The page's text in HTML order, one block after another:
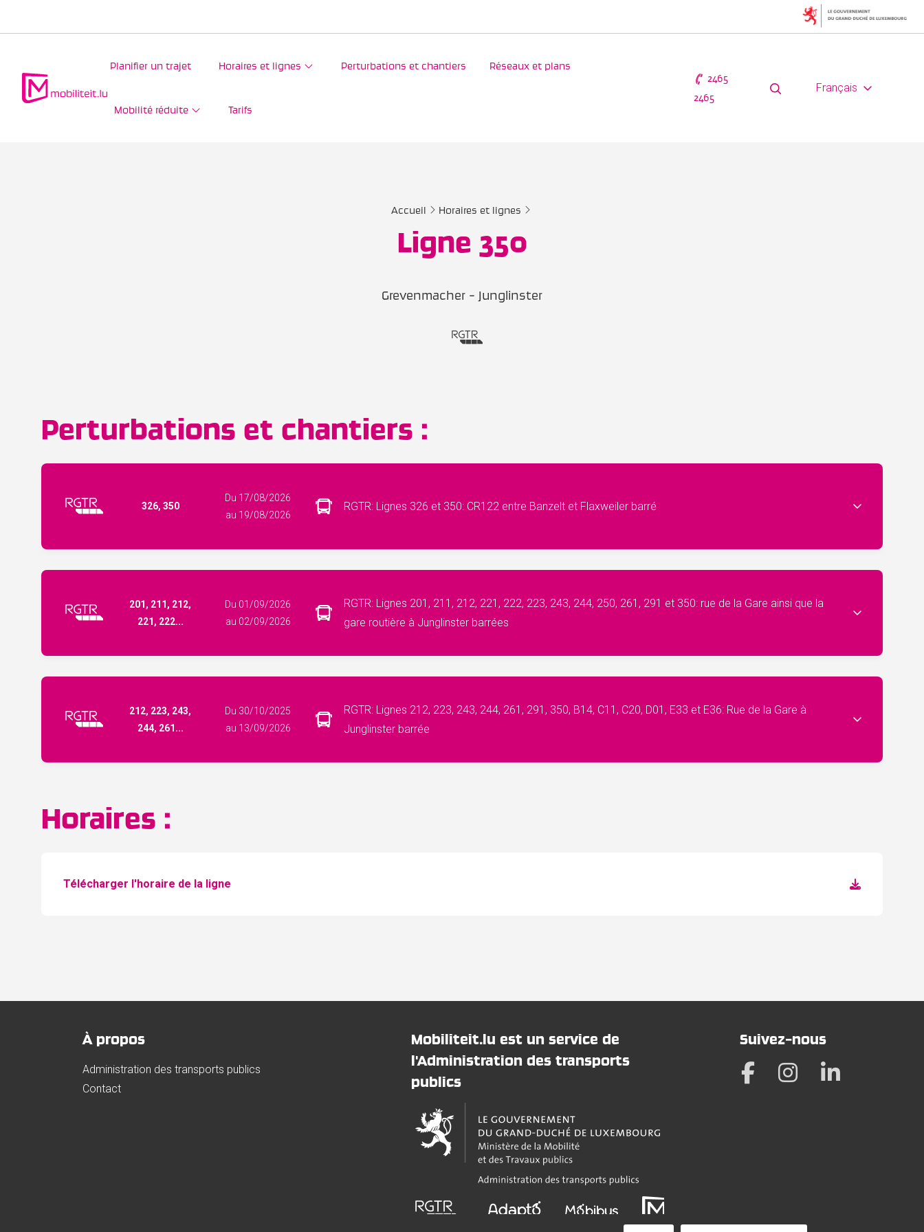
Planifier un trajet Horaires et lignes Perturbations et chantiers Réseaux et plans
Mobilité réduite Tarifs
2465
2465
Français
Accueil Horaires et lignes
Ligne 350
Grevenmacher - Junglinster
Perturbations et chantiers :
326, 350
Du 17/08/2026
au 19/08/2026
RGTR: Lignes 326 et 350: CR122 entre Banzelt et Flaxweiler barré
201, 211, 212,
221, 222...
Du 01/09/2026
au 02/09/2026
RGTR: Lignes 201, 211, 212, 221, 222, 223, 243, 244, 250, 261, 291 et 350: rue de la Gare ainsi que la
gare routière à Junglinster barrées
212, 223, 243,
244, 261...
Du 30/10/2025
au 13/09/2026
RGTR: Lignes 212, 223, 243, 244, 261, 291, 350, B14, C11, C20, D01, E33 et E36: Rue de la Gare à
Junglinster barrée
Horaires :
Télécharger l'horaire de la ligne
À propos
Administration des transports publics
Contact
Mobiliteit.lu est un service de
l'Administration des transports
publics
Suivez-nous